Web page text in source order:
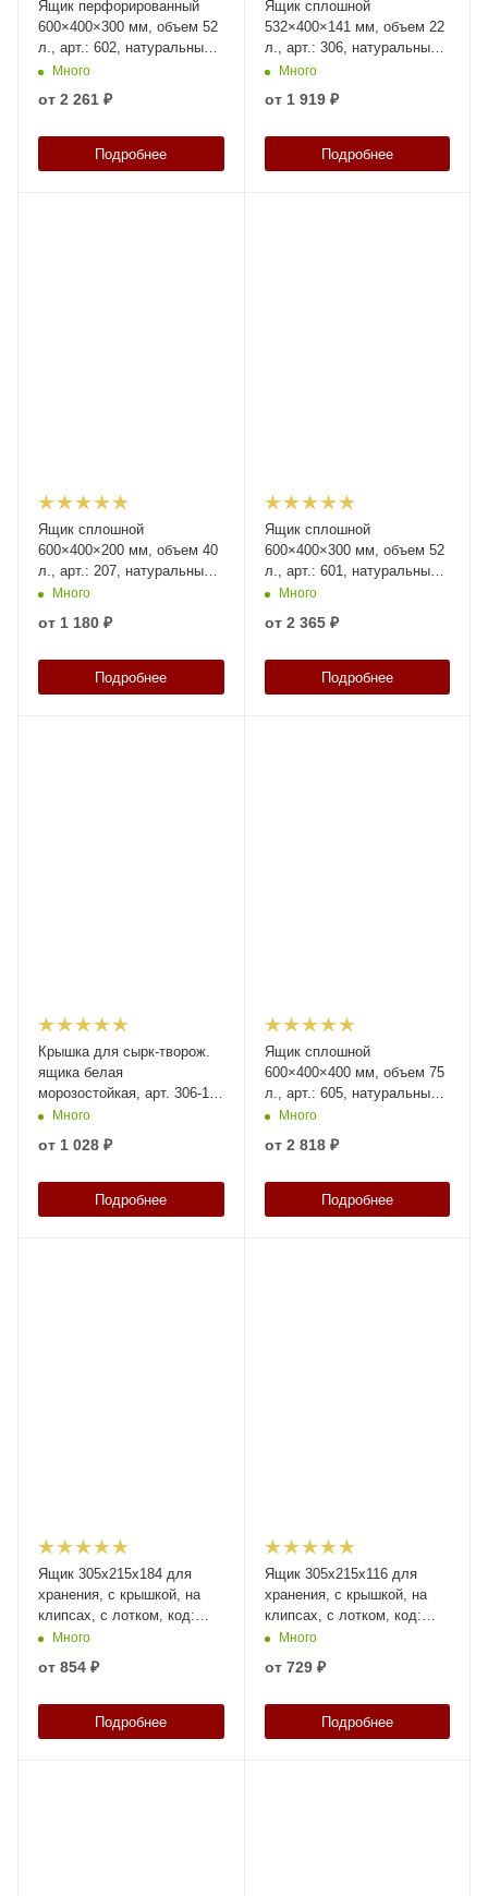
Ящик перфорированный
600×400×300 мм, объем 52
л., арт.: 602, натуральный,
код: 05338
Много
от 2 261 ₽
Подробнее
Ящик сплошной
532×400×141 мм, объем 22
л., арт.: 306, натуральный,
код: 06259
Много
от 1 919 ₽
Подробнее
Ящик сплошной
600×400×200 мм, объем 40
л., арт.: 207, натуральный,
код: 01682
Много
от 1 180 ₽
Подробнее
Ящик сплошной
600×400×300 мм, объем 52
л., арт.: 601, натуральный,
код: 05337
Много
от 2 365 ₽
Подробнее
Крышка для сырк-творож.
ящика белая
морозостойкая, арт. 306-1
м, код: 05943
Много
от 1 028 ₽
Подробнее
Ящик сплошной
600×400×400 мм, объем 75
л., арт.: 605, натуральный,
код: 05340
Много
от 2 818 ₽
Подробнее
Ящик 305х215х184 для
хранения, с крышкой, на
клипсах, с лотком, код:
38112
Много
от 854 ₽
Подробнее
Ящик 305х215х116 для
хранения, с крышкой, на
клипсах, с лотком, код:
38111
Много
от 729 ₽
Подробнее